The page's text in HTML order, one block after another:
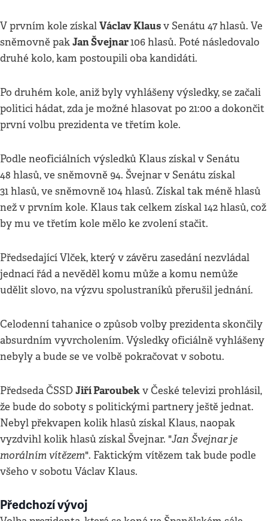
V prvním kole získalVáclav Klausv Senátu 47 hlasů. Ve
sněmovně pakJan Švejnar106 hlasů. Poté následovalo
druhé kolo, kam postoupili oba kandidáti.
Po druhém kole, aniž byly vyhlášeny výsledky, se začali
politici hádat, zda je možné hlasovat po 21:00 a dokončit
první volbu prezidenta ve třetím kole.
Podle neoficiálních výsledků Klaus získal v Senátu
48 hlasů, ve sněmovně 94. Švejnar v Senátu získal
31 hlasů, ve sněmovně 104 hlasů. Získal tak méně hlasů
než v prvním kole. Klaus tak celkem získal 142 hlasů, což
by mu ve třetím kole mělo ke zvolení stačit.
Předsedající Vlček, který v závěru zasedání nezvládal
jednací řád a nevěděl komu může a komu nemůže
udělit slovo, na výzvu spolustraníků přerušil jednání.
Celodenní tahanice o způsob volby prezidenta skončily
absurdním vyvrcholením. Výsledky oficiálně vyhlášeny
nebyly a bude se ve volbě pokračovat v sobotu.
Předseda ČSSDJiří Paroubekv České televizi prohlásil,
že bude do soboty s politickými partnery ještě jednat.
Nebyl překvapen kolik hlasů získal Klaus, naopak
vyzdvihl kolik hlasů získal Švejnar. "Jan Švejnar je
morálním vítězem". Faktickým vítězem tak bude podle
všeho v sobotu Václav Klaus.
Předchozí vývoj